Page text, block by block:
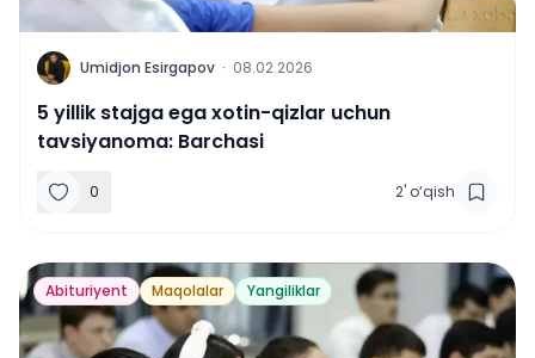
U Umidjon Esirgapov · 08.02.2026
5 yillik stajga ega xotin-qizlar uchun
tavsiyanoma: Barchasi
0 2' o‘qish
Abituriyent Maqolalar Yangiliklar